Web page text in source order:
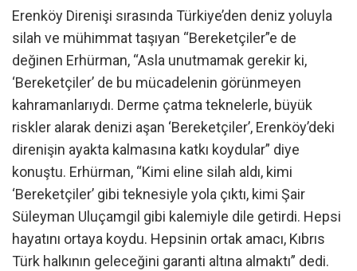
Erenköy Direnişi sırasında Türkiye’den deniz yoluyla
silah ve mühimmat taşıyan “Bereketçiler”e de
değinen Erhürman, “Asla unutmamak gerekir ki,
‘Bereketçiler’ de bu mücadelenin görünmeyen
kahramanlarıydı. Derme çatma teknelerle, büyük
riskler alarak denizi aşan ‘Bereketçiler’, Erenköy’deki
direnişin ayakta kalmasına katkı koydular” diye
konuştu. Erhürman, “Kimi eline silah aldı, kimi
‘Bereketçiler’ gibi teknesiyle yola çıktı, kimi Şair
Süleyman Uluçamgil gibi kalemiyle dile getirdi. Hepsi
hayatını ortaya koydu. Hepsinin ortak amacı, Kıbrıs
Türk halkının geleceğini garanti altına almaktı” dedi.